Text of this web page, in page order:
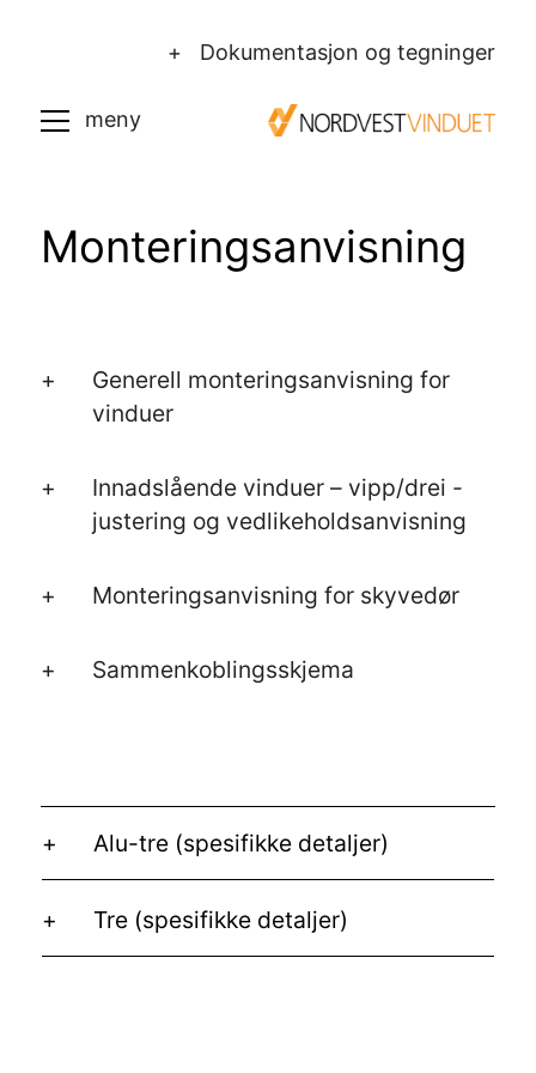
+ Dokumentasjon og tegninger
Monterings­anvisning
Generell monteringsanvisning for
vinduer
Innadslående vinduer – vipp/drei -
justering og vedlikeholdsanvisning
Monteringsanvisning for skyvedør
Sammenkoblingsskjema
Alu-tre (spesifikke detaljer)
Tre (spesifikke detaljer)